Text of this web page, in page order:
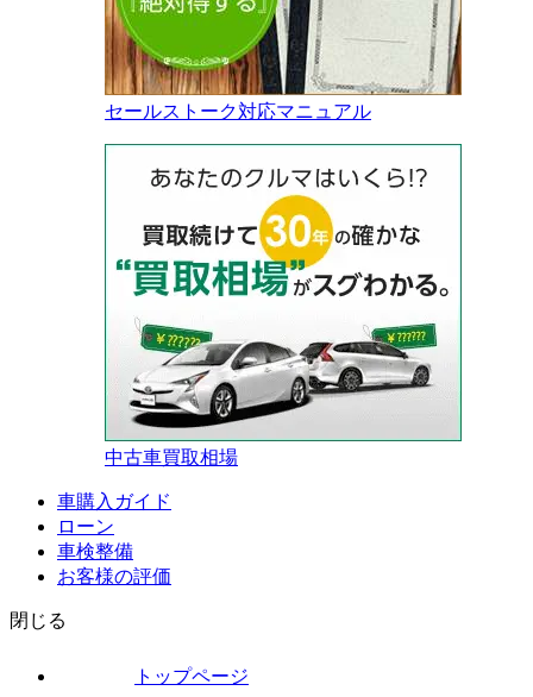
セールストーク対応マニュアル
中古車買取相場
車購入ガイド
ローン
車検整備
お客様の評価
閉じる
トップページ